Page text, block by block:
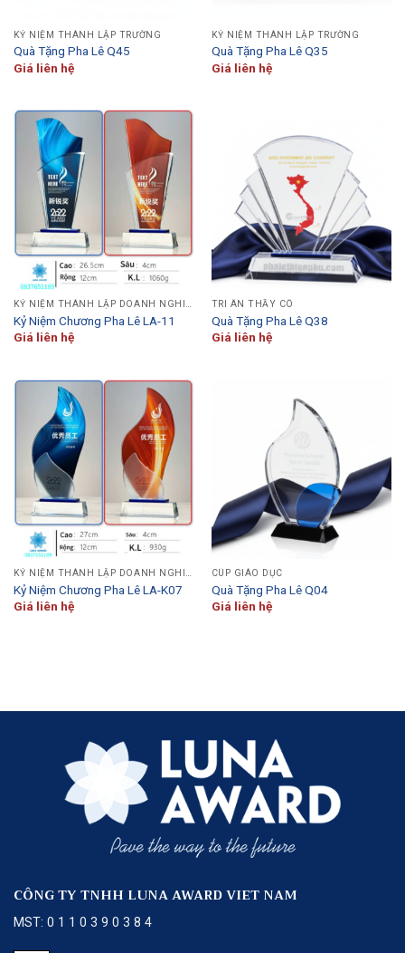
KỶ NIỆM THÀNH LẬP TRƯỜNG
Quà Tặng Pha Lê Q45
Giá liên hệ
KỶ NIỆM THÀNH LẬP TRƯỜNG
Quà Tặng Pha Lê Q35
Giá liên hệ
Kỷ Niệm Chương Pha Lê LA-11
Giá liên hệ
TRI ÂN THẦY CÔ
Quà Tặng Pha Lê Q38
Giá liên hệ
KỶ NIỆM THÀNH LẬP DOANH NGHIỆP
Kỷ Niệm Chương Pha Lê LA-K07
Giá liên hệ
CÚP GIÁO DỤC
Quà Tặng Pha Lê Q04
Giá liên hệ
CÔNG TY TNHH LUNA AWARD VIET NAM
MST: 0 1 1 0 3 9 0 3 8 4